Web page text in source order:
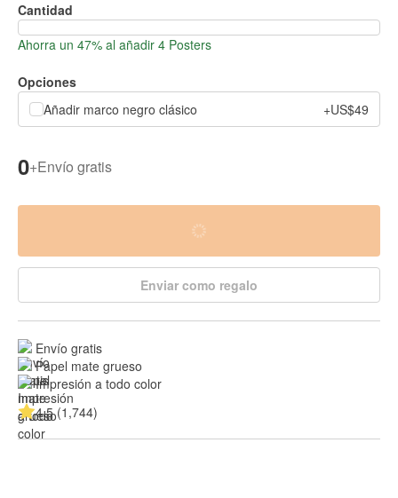
Cantidad
Ahorra un 47% al añadir 4 Posters
Opciones
Añadir marco negro clásico
+US$49
0+Envío gratis
Enviar como regalo
Envío gratis
Papel mate grueso
Impresión a todo color
4.5 (1,744)